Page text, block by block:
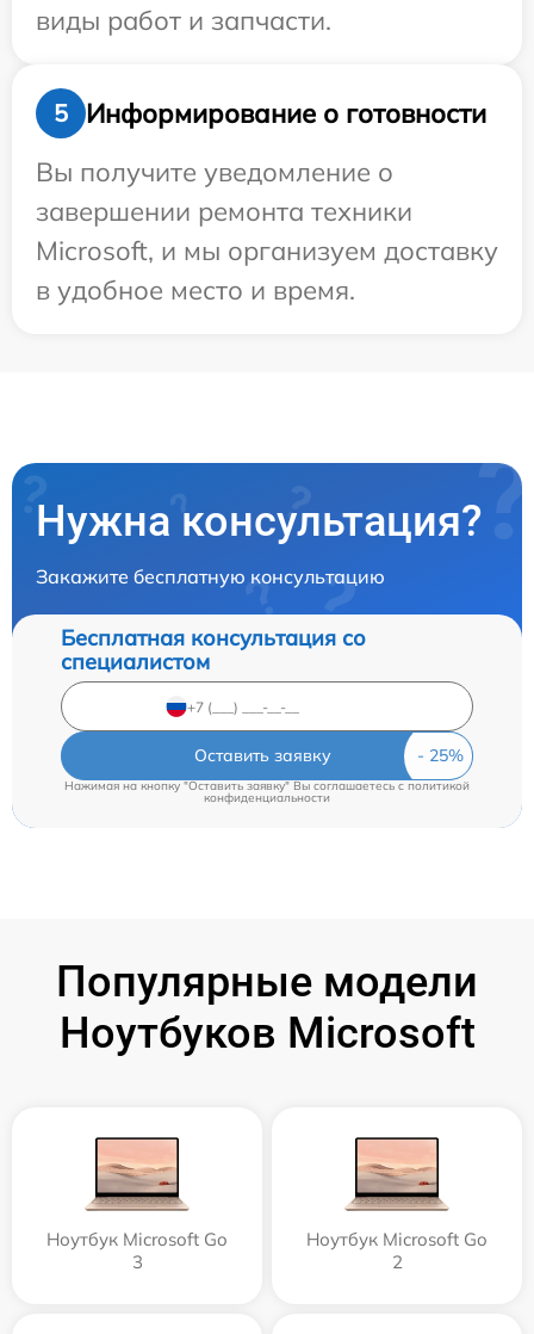
виды работ и запчасти.
5
Информирование о готовности
Вы получите уведомление о
завершении ремонта техники
Microsoft, и мы организуем доставку
в удобное место и время.
Нужна консультация?
Закажите бесплатную консультацию
Бесплатная консультация со
специалистом
Оставить заявку
Нажимая на кнопку "Оставить заявку" Вы соглашаетесь c политикой
конфиденциальности
Популярные модели
Ноутбуков Microsoft
Ноутбук Microsoft Go
3
Ноутбук Microsoft Go
2